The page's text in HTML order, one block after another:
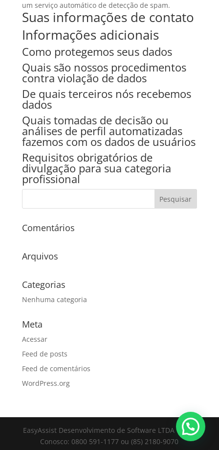
um serviço automático de detecção de spam.
Suas informações de contato
Informações adicionais
Como protegemos seus dados
Quais são nossos procedimentos
contra violação de dados
De quais terceiros nós recebemos
dados
Quais tomadas de decisão ou
análises de perfil automatizadas
fazemos com os dados de usuários
Requisitos obrigatórios de
divulgação para sua categoria
profissional
Comentários
Arquivos
Categorias
Nenhuma categoria
Meta
Acessar
Feed de posts
Feed de comentários
WordPress.org
EasyAssist Desenvolvimento de Software LTDA | Fale
Conosco: 0800 591-1177 ou (85) 2180-9070